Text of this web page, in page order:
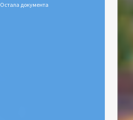
Остала документа